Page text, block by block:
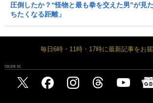
圧倒したか？“怪物と最も拳を交えた男”が見
ちたくなる距離」
毎日6時・11時・17時に最新記事をお
FOLLOW US